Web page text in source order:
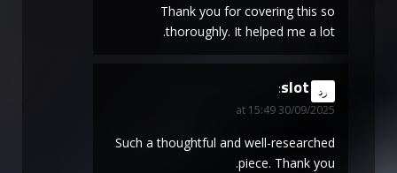
Thank you for covering this so
thoroughly. It helped me a lot.
slot
says:
30/09/2025 at 15:49
رد
Such a thoughtful and well-researched
piece. Thank you.